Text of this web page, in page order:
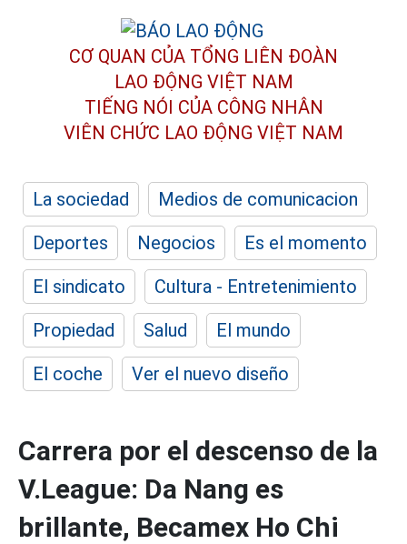
CƠ QUAN CỦA TỔNG LIÊN ĐOÀN
LAO ĐỘNG VIỆT NAM
TIẾNG NÓI CỦA CÔNG NHÂN
VIÊN CHỨC LAO ĐỘNG VIỆT NAM
La sociedad
Medios de comunicacion
Deportes
Negocios
Es el momento
El sindicato
Cultura - Entretenimiento
Propiedad
Salud
El mundo
El coche
Ver el nuevo diseño
Carrera por el descenso de la
V.League: Da Nang es
brillante, Becamex Ho Chi